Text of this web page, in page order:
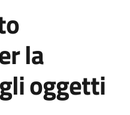
la
oggetti